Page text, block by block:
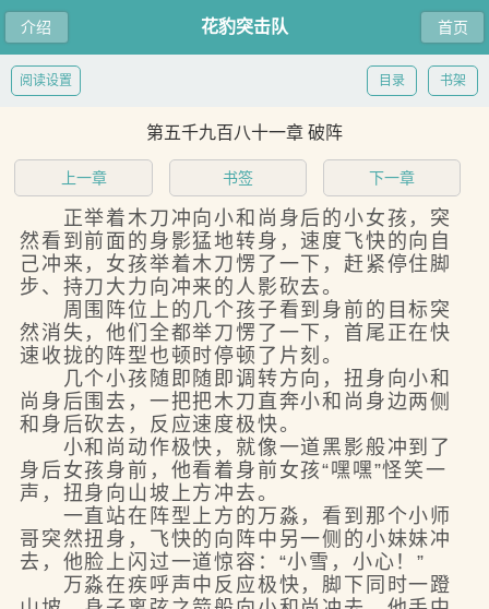
介绍 首页
花豹突击队
书架
目录
阅读设置
第五千九百八十一章 破阵
上一章 书签 下一章
正举着木刀冲向小和尚身后的小女孩，突
然看到前面的身影猛地转身，速度飞快的向自
己冲来，女孩举着木刀愣了一下，赶紧停住脚
步、持刀大力向冲来的人影砍去。
周围阵位上的几个孩子看到身前的目标突
然消失，他们全都举刀愣了一下，首尾正在快
速收拢的阵型也顿时停顿了片刻。
几个小孩随即随即调转方向，扭身向小和
尚身后围去，一把把木刀直奔小和尚身边两侧
和身后砍去，反应速度极快。
小和尚动作极快，就像一道黑影般冲到了
身后女孩身前，他看着身前女孩“嘿嘿”怪笑一
声，扭身向山坡上方冲去。
一直站在阵型上方的万淼，看到那个小师
哥突然扭身，飞快的向阵中另一侧的小妹妹冲
去，他脸上闪过一道惊容：“小雪，小心！”
万淼在疾呼声中反应极快，脚下同时一蹬